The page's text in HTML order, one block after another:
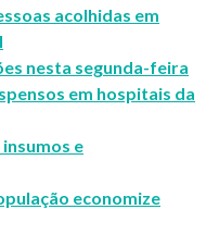
acolhidas em
nesta segunda-feira
em hospitais da
e
economize